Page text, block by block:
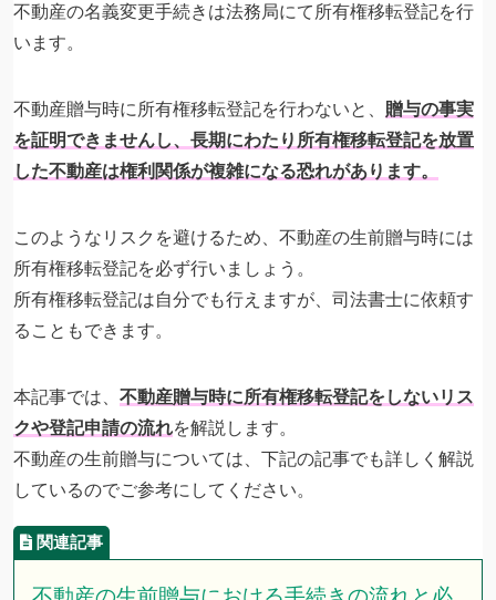
不動産の名義変更手続きは法務局にて所有権移転登記を行
います。
不動産贈与時に所有権移転登記を行わないと、 贈与の事実
を証明できませんし、長期にわたり所有権移転登記を放置
した不動産は権利関係が複雑になる恐れがあります。
このようなリスクを避けるため、不動産の生前贈与時には
所有権移転登記を必ず行いましょう。
所有権移転登記は自分でも行えますが、司法書士に依頼す
ることもできます。
本記事では、 不動産贈与時に所有権移転登記をしないリス
クや登記申請の流れを解説します。
不動産の生前贈与については、下記の記事でも詳しく解説
しているのでご参考にしてください。